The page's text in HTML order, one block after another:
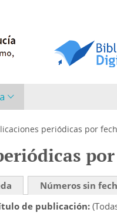
periódicas por
Números sin
de publicación